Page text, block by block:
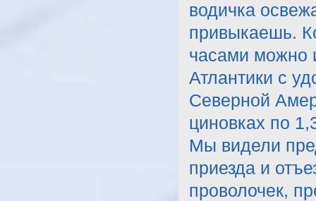
водичка
привыкаешь.
часами можно
Атлантики с
Северной
циновках по
Мы видели
приезда и
проволочек,